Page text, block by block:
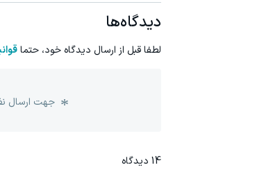
دیدگاه‌ها
لطفا قبل از ارسال دیدگاه خود، حتما
جهت ارسال
14 دیدگاه